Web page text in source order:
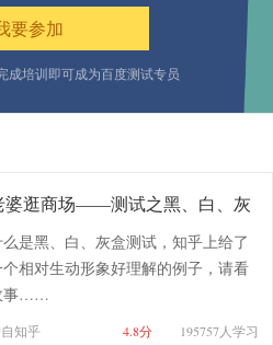
要参加
成培训即可成为百度测试专员
婆逛商场——测试之黑、白、灰
是黑、白、灰盒测试，知乎上给了
相对生动形象好理解的例子，请看
事……
知乎 195757人学习
4.8分